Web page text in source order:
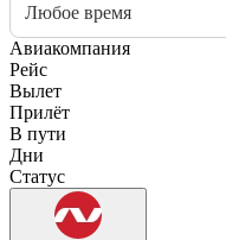
Любое время
Авиакомпания
Рейс
Вылет
Прилёт
В пути
Дни
Статус